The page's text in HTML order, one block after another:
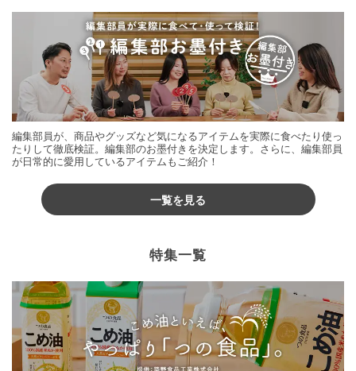
編集部員が、商品やグッズなど気になるアイテムを実際に食べたり使っ
たりして徹底検証。編集部のお墨付きを決定します。さらに、編集部員
が日常的に愛用しているアイテムもご紹介！
一覧を見る
特集一覧